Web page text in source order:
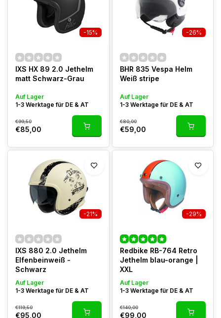
-15%
IXS HX 89 2.0 Jethelm
matt Schwarz-Grau
Auf Lager
1-3 Werktage für DE & AT
€99,50
€85,00
-26%
BHR 835 Vespa Helm
Weiß stripe
Auf Lager
1-3 Werktage für DE & AT
€80,00
€59,00
-21%
IXS 880 2.0 Jethelm
Elfenbeinweiß -
Schwarz
Auf Lager
1-3 Werktage für DE & AT
€119,50
€95,00
-29%
Redbike RB-764 Retro
Jethelm blau-orange |
XXL
Auf Lager
1-3 Werktage für DE & AT
€140,00
€99,00